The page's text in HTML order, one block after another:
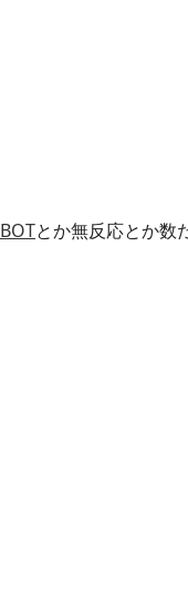
BOTとか無反応とか数